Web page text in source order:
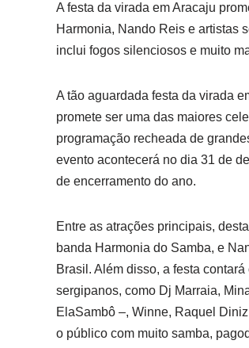
A festa da virada em Aracaju
Harmonia, Nando Reis e artistas
inclui fogos silenciosos e muito
A tão aguardada festa da virada
promete ser uma das maiores
programação recheada de
evento acontecerá no dia 31 de
de encerramento do ano.
Entre as atrações principais,
banda Harmonia do Samba, e
Brasil. Além disso, a festa
sergipanos, como Dj Marraia,
ElaSambô –, Winne, Raquel
o público com muito samba,